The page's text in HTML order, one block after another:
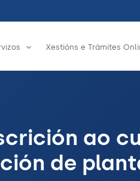
Xestións e Trámites
ao
de